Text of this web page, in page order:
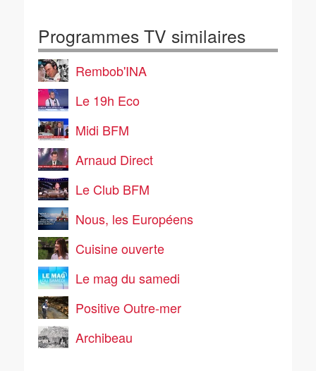
Programmes TV similaires
Rembob'INA
Le 19h Eco
Midi BFM
Arnaud Direct
Le Club BFM
Nous, les Européens
Cuisine ouverte
Le mag du samedi
Positive Outre-mer
Archibeau